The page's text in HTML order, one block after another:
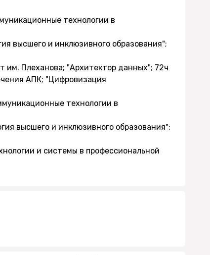
технологии в
высшего и инклюзивного образования";
им. Плеханова; "Архитектор данных"; 72ч
АПК; "Цифровизация
технологии в
высшего и инклюзивного образования";
и системы в профессиональной